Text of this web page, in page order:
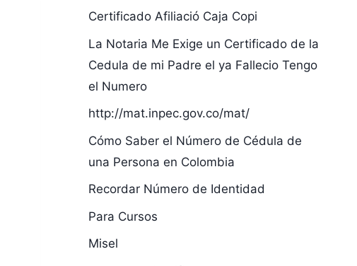
Certificado Afiliació Caja Copi
La Notaria Me Exige un Certificado de la
Cedula de mi Padre el ya Fallecio Tengo
el Numero
http://mat.inpec.gov.co/mat/
Cómo Saber el Número de Cédula de
una Persona en Colombia
Recordar Número de Identidad
Para Cursos
Misel